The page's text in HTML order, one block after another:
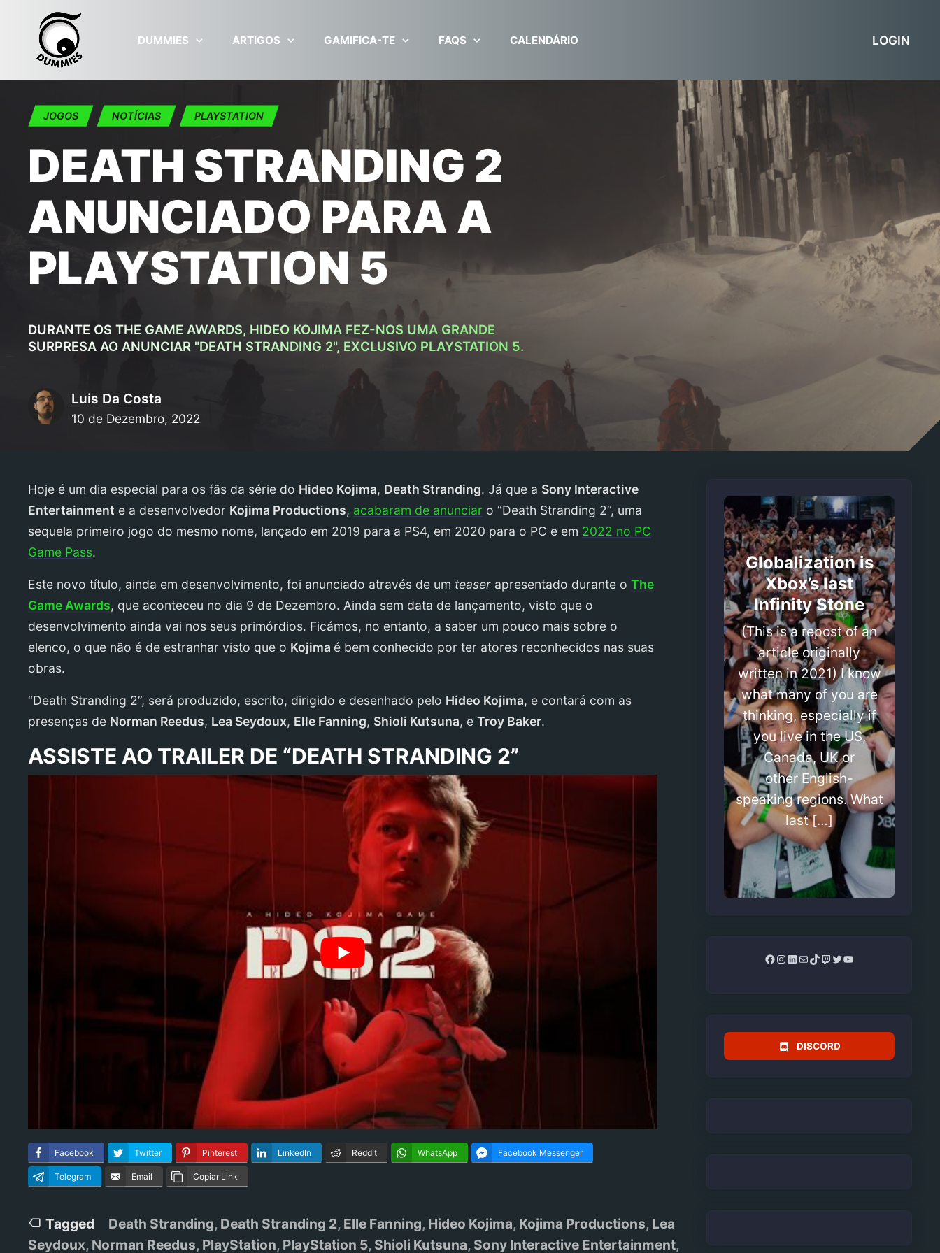
Skip to main content
DUMMIES ARTIGOS GAMIFICA-TE FAQS CALENDÁRIO LOGIN
JOGOS NOTÍCIAS PLAYSTATION
DEATH STRANDING 2
ANUNCIADO PARA A
PLAYSTATION 5
DURANTE OS THE GAME AWARDS, HIDEO KOJIMA FEZ-NOS UMA GRANDE
SURPRESA AO ANUNCIAR "DEATH STRANDING 2", EXCLUSIVO PLAYSTATION 5.
10 de Dezembro, 2022
Luis Da Costa
Hoje é um dia especial para os fãs da série do Hideo Kojima, Death Stranding. Já que a Sony Interactive
Entertainment e a desenvolvedor Kojima Productions, acabaram de anunciar o “Death Stranding 2”, uma
sequela primeiro jogo do mesmo nome, lançado em 2019 para a PS4, em 2020 para o PC e em 2022 no PC
Game Pass.
Este novo título, ainda em desenvolvimento, foi anunciado através de um teaser apresentado durante oThe
Game Awards, que aconteceu no dia 9 de Dezembro. Ainda sem data de lançamento, visto que o
desenvolvimento ainda vai nos seus primórdios. Ficámos, no entanto, a saber um pouco mais sobre o
elenco, o que não é de estranhar visto que o Kojima é bem conhecido por ter atores reconhecidos nas suas
obras.
“Death Stranding 2”, será produzido, escrito, dirigido e desenhado pelo Hideo Kojima, e contará com as
presenças de Norman Reedus, Lea Seydoux, Elle Fanning, Shioli Kutsuna, eTroy Baker.
ASSISTE AO TRAILER DE “DEATH STRANDING 2”
Facebook Twitter Pinterest LinkedIn Reddit WhatsApp Facebook Messenger
Telegram Email Copiar Link
Tagged Death Stranding, Death Stranding 2, Elle Fanning, Hideo Kojima, Kojima Productions, Lea
Seydoux, Norman Reedus, PlayStation, PlayStation 5, Shioli Kutsuna, Sony Interactive Entertainment,
Globalization is
Xbox’s last
Infinity Stone
(This is a repost of an
article originally
written in 2021) I know
what many of you are
thinking, especially if
you live in the US,
Canada, UK or
other English-
speaking regions. What
last […]
Facebook
Instagram
LinkedIn
MailTikTok
Twitch
Twitter
YouTube
DISCORD